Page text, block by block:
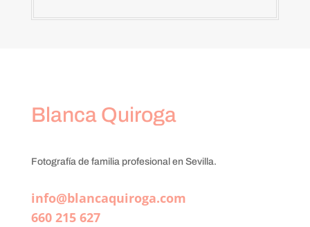
Blanca Quiroga
Fotografía de familia profesional en Sevilla.
info@blancaquiroga.com
660 215 627